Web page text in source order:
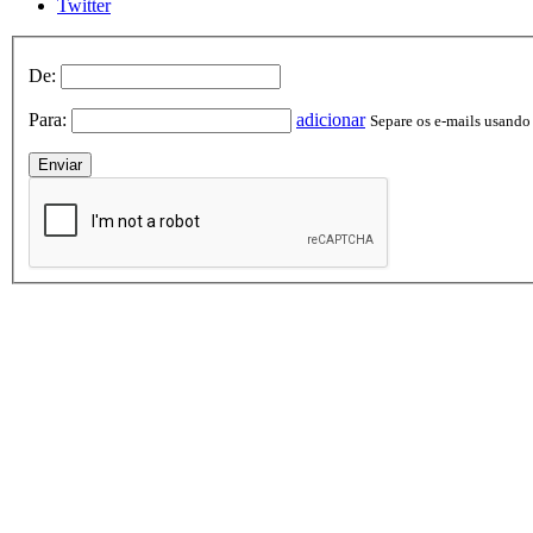
Twitter
De:
Para: adicionar Separe os e-mails